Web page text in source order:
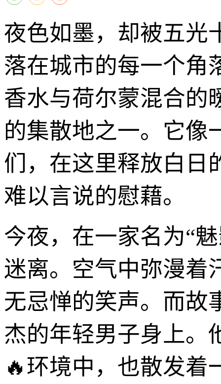
夜色如墨，却被五光
落在城市的每一个角
香水与荷尔蒙混合的
的集散地之一。它像
们，在这里释放白日
难以言说的慰藉。
今夜，在一家名为“
迷离。空气中弥漫着
无忌惮的笑声。而故
杰的年轻男子身上。
🔥环境中，也散发着